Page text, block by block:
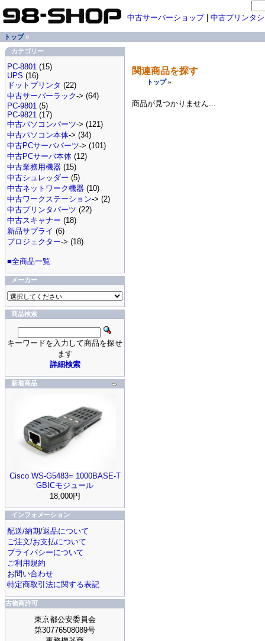
関連商品を探す
トップ»
商品が見つかりません...
中古サーバーショップ| 中古プリンタ
トップ»
カテゴリー
PC-8801 (15)
UPS (16)
ドットプリンタ (22)
中古サーバーラック-> (64)
PC-9801 (5)
PC-9821 (17)
中古パソコンパーツ-> (121)
中古パソコン本体-> (34)
中古PCサーバパーツ-> (101)
中古PCサーバ本体 (12)
中古業務用機器 (15)
中古シュレッダー (5)
中古ネットワーク機器 (10)
中古ワークステーション-> (2)
中古プリンタパーツ (22)
中古スキャナー (18)
新品サプライ (6)
プロジェクター-> (18)
■全商品一覧
メーカー
商品検索
キーワードを入力して商品を探せ
ます
詳細検索
新着商品
Cisco WS-G5483= 1000BASE-T
GBICモジュール
18,000円
インフォメーション
配送/納期/返品について
ご注文/お支払について
プライバシーについて
ご利用規約
お問い合わせ
特定商取引法に関する表記
古物商許可
東京都公安委員会
第30776508089号